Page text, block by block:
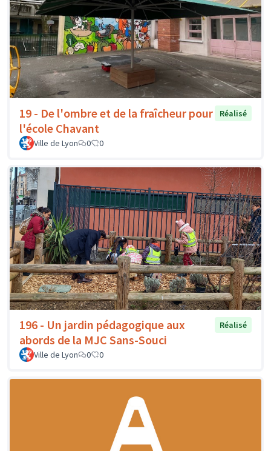
19 - De l'ombre et de la fraîcheur pour
l'école Chavant
Réalisé
Ville de Lyon 0 0
196 - Un jardin pédagogique aux
abords de la MJC Sans-Souci
Réalisé
Ville de Lyon 0 0